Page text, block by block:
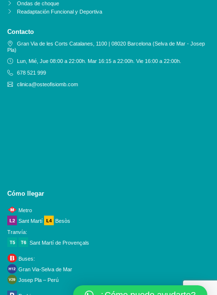
Ondas de choque
Readaptación Funcional y Deportiva
Contacto
Gran Via de les Corts Catalanes, 1100 | 08020 Barcelona (Selva de Mar - Josep
Pla)
Lun, Mié, Jue 08:00 a 22:00h. Mar 16:15 a 22:00h. Vie 16:00 a 22:00h.
678 521 999
clinica@osteofisiomb.com
Cómo llegar
Metro
Sant Martí
Besòs
Tranvía:
Sant Martí de Provençals
Buses:
Gran Via-Selva de Mar
Josep Pla – Perú